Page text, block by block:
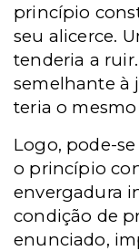
princípio
seu alicerce.
tenderia a
semelhante à
teria o
Logo, pode-
o princípio
envergadura
condição de
enunciado,